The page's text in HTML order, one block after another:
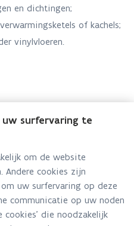
en dichtingen;
of kachels;
vinylvloeren.
Stel ze hier:
uw surfervaring te
om de website
Andere cookies zijn
uw surfervaring op deze
communicatie op uw noden
cookies' die noodzakelijk